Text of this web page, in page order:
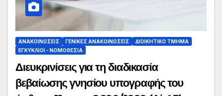
ΑΝΑΚΟΙΝΏΣΕΙΣ ΓΕΝΙΚΈΣ ΑΝΑΚΟΙΝΏΣΕΙΣ
ΔΙΟΙΚΗΤΙΚΌ ΤΜΉΜΑ
ΕΓΚΎΚΛΙΟΙ - ΝΟΜΟΘΕΣΊΑ
Διευκρινίσεις για τη διαδικασία
βεβαίωσης γνησίου υπογραφής του